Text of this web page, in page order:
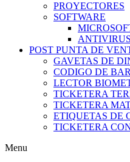
PROYECTORES
SOFTWARE
ANTIVIRUS
POST PUNTA DE
GAVETAS DE
CODIGO DE
LECTOR
TICKETERA
TICKETERA
ETIQUETAS DE
TICKETERA
Menu